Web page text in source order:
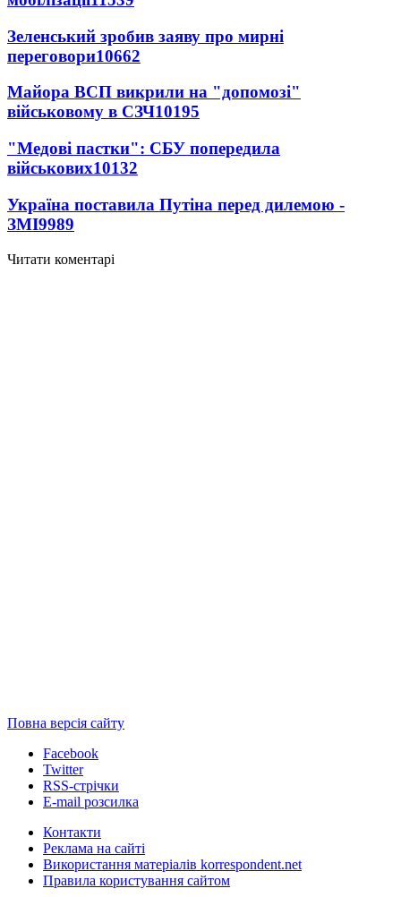
Зеленський зробив заяву про мирні
переговори10662
Майора ВСП викрили на "допомозі"
військовому в СЗЧ10195
"Медові пастки": СБУ попередила
військових10132
Україна поставила Путіна перед дилемою -
ЗМІ9989
Читати коментарі
Повна версія сайту
Facebook
Twitter
RSS-стрічки
E-mail розсилка
Контакти
Реклама на сайті
Використання матеріалів korrespondent.net
Правила користування сайтом